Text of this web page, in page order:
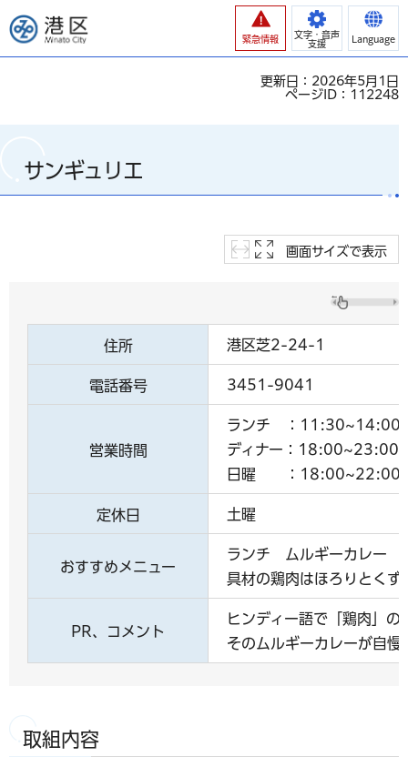
港区
緊急情報
文字・音声
支援
Language
更新日：2026年5月1日
ページID：112248
サンギュリエ
画面サイズで表示
住所 港区芝2-24-1
電話番号 3451-9041
営業時間
ランチ ：11:30~14:00
ディナー：
日曜 ：18:00~22:00
定休日 土曜
おすすめメニュー
ランチ ムルギーカレー
具材の鶏肉はほろりとくず
PR、コメント
ヒンディー語で「鶏肉」の
そのムルギーカレーが自慢
取組内容